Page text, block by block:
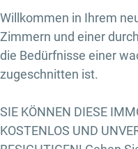
Willkommen in Ihrem
Zimmern und einer
die Bedürfnisse einer
zugeschnitten ist.
SIE KÖNNEN DIESE
KOSTENLOS UND